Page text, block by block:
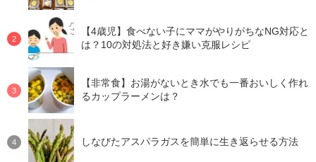
【4歳児】食べない子にママがやりがちなNG対応と
は？10の対処法と好き嫌い克服レシピ
【非常食】お湯がないとき水でも一番おいしく作れ
るカップラーメンは？
しなびたアスパラガスを簡単に生き返らせる方法